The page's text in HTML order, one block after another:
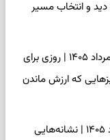
دید و انتخاب مسیر
فال سرنوشت امروز شنبه ۱۷ مرداد ۱۴۰۵ | روزی برای
که ارزش ماندن
فال اسم امروز جمعه ۱۶ مرداد ۱۴۰۵ | نشانه‌هایی